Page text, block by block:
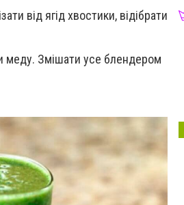
від ягід хвостики, відібрати
меду. Змішати усе блендером